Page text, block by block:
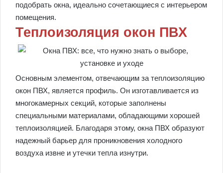
подобрать окна, идеально сочетающиеся с интерьером
помещения.
Теплоизоляция окон ПВХ
Основным элементом, отвечающим за теплоизоляцию
окон ПВХ, является профиль. Он изготавливается из
многокамерных секций, которые заполнены
специальными материалами, обладающими хорошей
теплоизоляцией. Благодаря этому, окна ПВХ образуют
надежный барьер для проникновения холодного
воздуха извне и утечки тепла изнутри.